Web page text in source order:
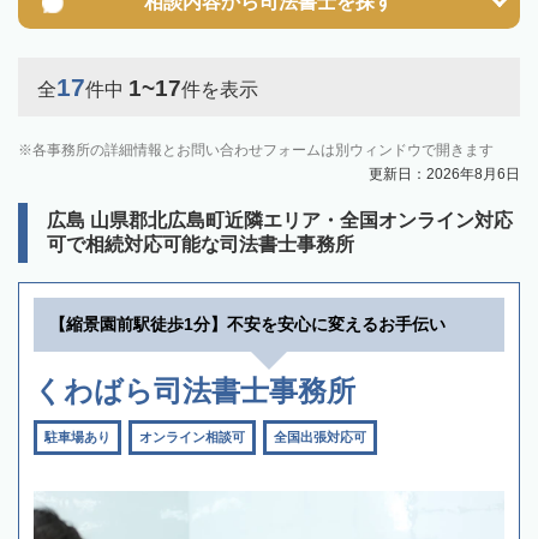
全17件中 1~17件を表示
各事務所の詳細情報とお問い合わせフォームは別ウィンドウで開きます
更新日：2026年8月6日
広島 山県郡北広島町近隣エリア・全国オンライン対応
可で相続対応可能な司法書士事務所
【縮景園前駅徒歩1分】不安を安心に変えるお手伝い
くわばら司法書士事務所
駐車場あり オンライン相談可 全国出張対応可